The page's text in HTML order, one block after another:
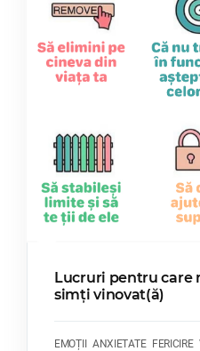
Lucruri pentru care
simți vinovat(ă)
EMOȚII ANXIETATE FERICIRE